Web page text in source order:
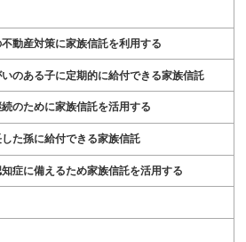
動産対策に家族信託を利用する
のある子に定期的に給付できる家族信託
のために家族信託を活用する
た孫に給付できる家族信託
症に備えるため家族信託を活用する